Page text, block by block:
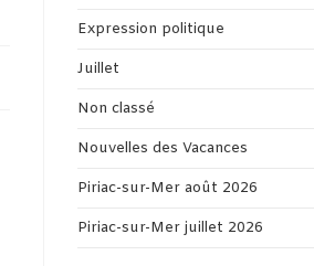
Expression politique
Juillet
Non classé
Nouvelles des Vacances
Piriac-sur-Mer août 2026
Piriac-sur-Mer juillet 2026